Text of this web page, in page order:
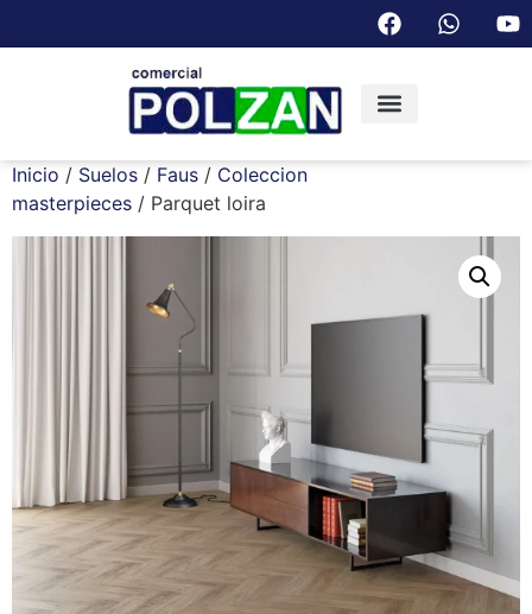
Inicio / Suelos / Faus / Coleccion
masterpieces / Parquet loira